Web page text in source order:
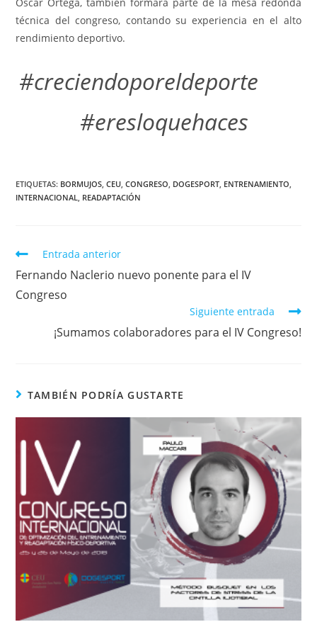
Óscar Ortega, también formará parte de la mesa redonda
técnica del congreso, contando su experiencia en el alto
rendimiento deportivo.
#creciendoporeldeporte
#eresloquehaces
ETIQUETAS: BORMUJOS, CEU, CONGRESO, DOGESPORT, ENTRENAMIENTO,
INTERNACIONAL, READAPTACIÓN
Entrada anterior
Fernando Naclerio nuevo ponente para el IV
Congreso
Siguiente entrada
¡Sumamos colaboradores para el IV Congreso!
TAMBIÉN PODRÍA GUSTARTE